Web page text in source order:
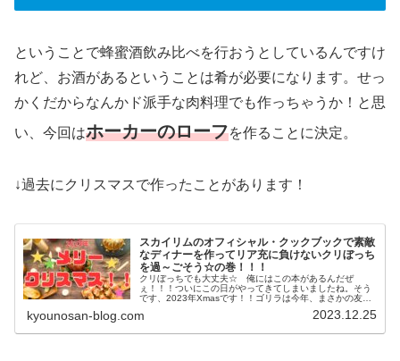
ということで蜂蜜酒飲み比べを行おうとしているんですけ
れど、お酒があるということは肴が必要になります。せっ
かくだからなんかド派手な肉料理でも作っちゃうか！と思
い、今回はホーカーのローフを作ることに決定。
↓過去にクリスマスで作ったことがあります！
スカイリムのオフィシャル・クックブックで素敵
なディナーを作ってリア充に負けないクリぼっち
を過～ごそう☆の巻！！！
クリぼっちでも大丈夫☆ 俺にはこの本があるんだぜ
ぇ！！！ついにこの日がやってきてしまいましたね。そう
です、2023年Xmasです！！ゴリラは今年、まさかの友人
運命づけられてしまいました。「...
kyounosan-blog.com 2023.12.25